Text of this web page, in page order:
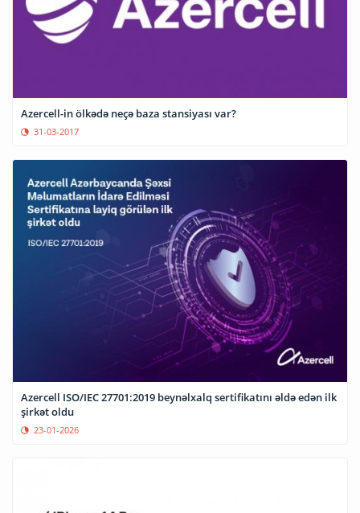
Azercell-in ölkədə neçə baza stansiyası var?
31-03-2017
Azercell ISO/IEC 27701:2019 beynəlxalq sertifikatını əldə edən ilk
şirkət oldu
23-01-2026